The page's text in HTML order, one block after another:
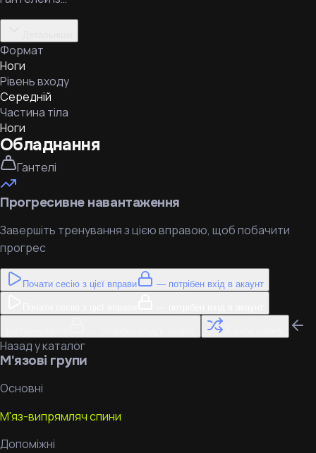
Формат
Ноги
Рівень входу
Середній
Частина тіла
Ноги
Обладнання
Гантелі
Прогресивне навантаження
Завершіть тренування з цією вправою, щоб побачити
прогрес
Почати сесію з цієї вправи — потрібен вхід в акаунт
Назад у каталог
М'язові групи
Основні
М'яз-випрямляч спини
Допоміжні